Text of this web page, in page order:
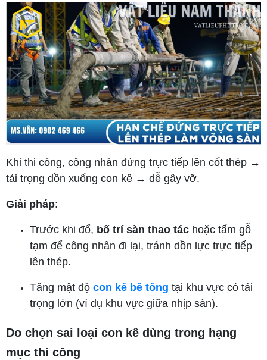
Khi thi công, công nhân đứng trực tiếp lên cốt thép →
tải trọng dồn xuống con kê → dễ gây vỡ.
Giải pháp:
Trước khi đổ, bố trí sàn thao tác hoặc tấm gỗ
tạm để công nhân đi lại, tránh dồn lực trực tiếp
lên thép.
Tăng mật độ con kê bê tông tại khu vực có tải
trọng lớn (ví dụ khu vực giữa nhịp sàn).
Do chọn sai loại con kê dùng trong hạng
mục thi công